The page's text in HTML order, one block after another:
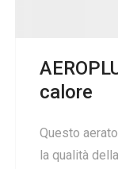
calore
Questo
la qualità